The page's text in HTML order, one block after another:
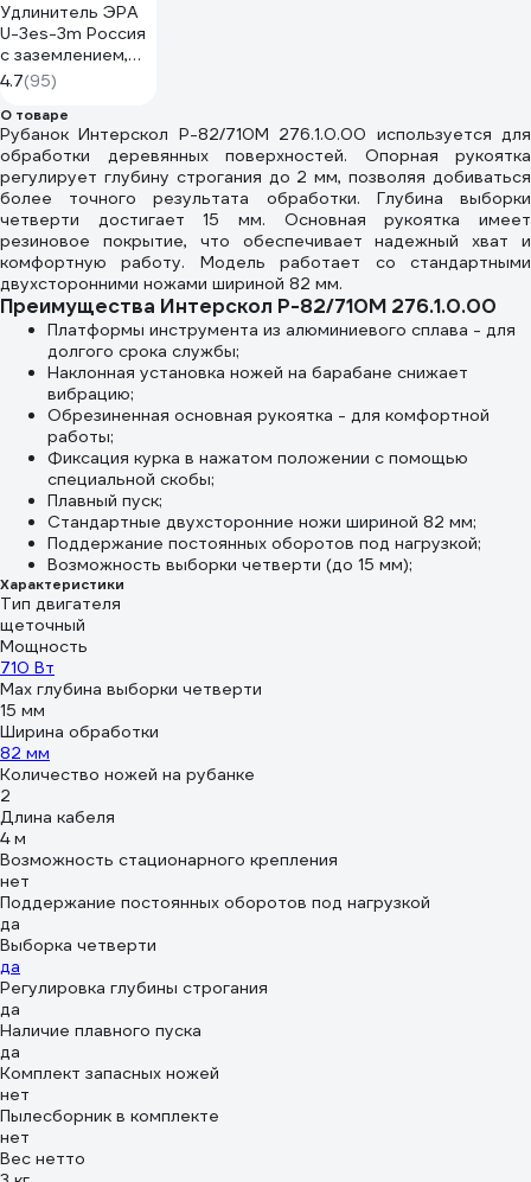
Удлинитель ЭРА
U-3es-3m Россия
с заземлением,
3x1мм2, 16A, ПВС, с
выкл, 3гн, 3м
Б0028378
4.7(95)
О товаре
Рубанок Интерскол Р-82/710М 276.1.0.00 используется для
обработки деревянных поверхностей. Опорная рукоятка
регулирует глубину строгания до 2 мм, позволяя добиваться
более точного результата обработки. Глубина выборки
четверти достигает 15 мм. Основная рукоятка имеет
резиновое покрытие, что обеспечивает надежный хват и
комфортную работу. Модель работает со стандартными
двухсторонними ножами шириной 82 мм.
Преимущества Интерскол Р-82/710М 276.1.0.00
Платформы инструмента из алюминиевого сплава - для
долгого срока службы;
Наклонная установка ножей на барабане снижает
вибрацию;
Обрезиненная основная рукоятка - для комфортной
работы;
Фиксация курка в нажатом положении с помощью
специальной скобы;
Плавный пуск;
Стандартные двухсторонние ножи шириной 82 мм;
Поддержание постоянных оборотов под нагрузкой;
Возможность выборки четверти (до 15 мм);
Характеристики
Тип двигателя
щеточный
Мощность
710 Вт
Мах глубина выборки четверти
15 мм
Ширина обработки
82 мм
Количество ножей на рубанке
2
Длина кабеля
4 м
Возможность стационарного крепления
нет
Поддержание постоянных оборотов под нагрузкой
да
Выборка четверти
да
Регулировка глубины строгания
да
Наличие плавного пуска
да
Комплект запасных ножей
нет
Пылесборник в комплекте
нет
Вес нетто